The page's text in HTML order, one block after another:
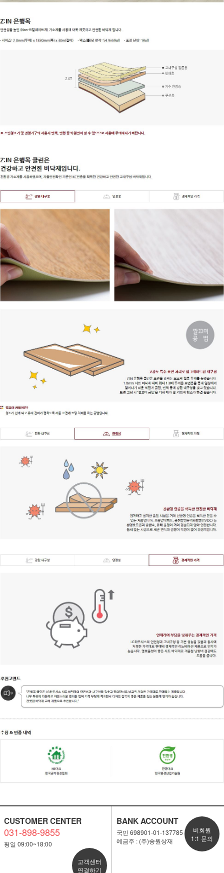
CUSTOMER CENTER
031-898-9855
평일 09:00~18:00
고객센터
연결하기
BANK ACCOUNT
국민 698901-01-137785
예금주 : (주)송원상재
비회원
1:1 문의